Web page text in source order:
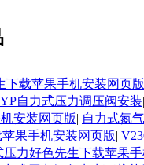
下载苹果手机安装网页版
自力式压力调压阀安装|
安装网页版| 自力式氮
果手机安装网页版|
压力好色先生下载苹果